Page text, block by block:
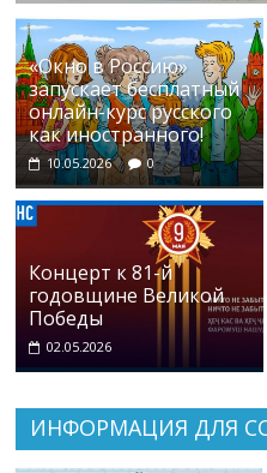
«Окно в Россию»
запускает бесплатный
онлайн-курс русского
как иностранного!
10.05.2026 0
Концерт к 81-й
годовщине Великой
Победы
02.05.2026
ИНФОРМАЦИЯ ДЛЯ